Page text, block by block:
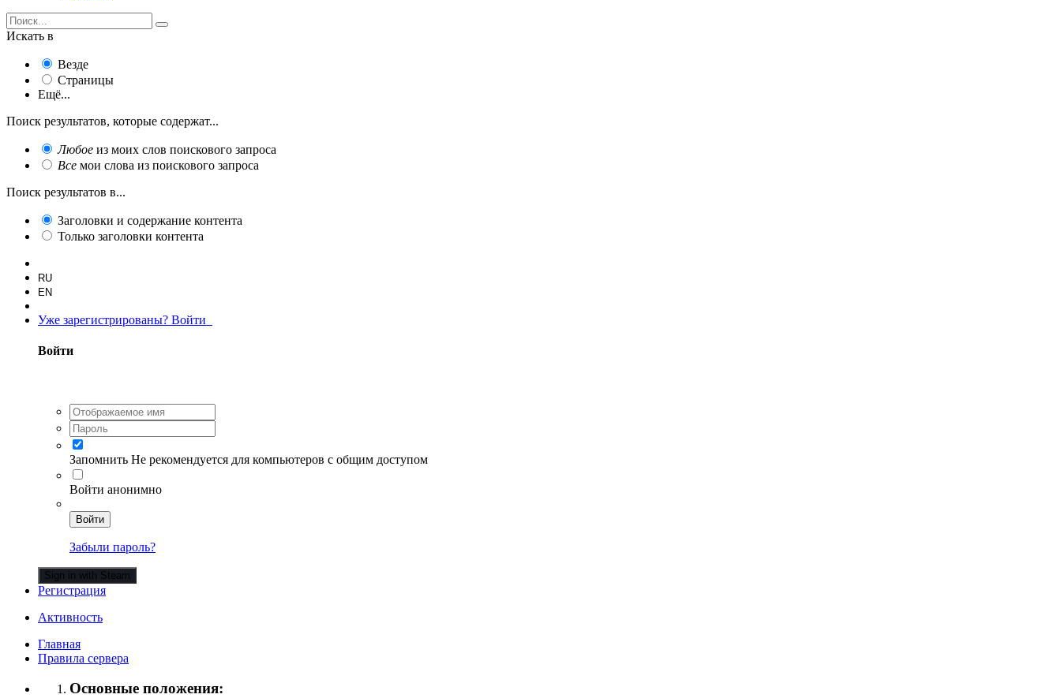
Искать в
Везде
Страницы
Ещё...
Поиск результатов, которые содержат...
Любое из моих слов поискового запроса
Все мои слова из поискового запроса
Поиск результатов в...
Заголовки и содержание контента
Только заголовки контента
RU
EN
Уже зарегистрированы? Войти
Войти
Запомнить Не рекомендуется для компьютеров с общим доступом
Войти анонимно
Войти
Забыли пароль?
Sign in with Steam
Регистрация
Активность
Главная
Правила сервера
Основные положения: